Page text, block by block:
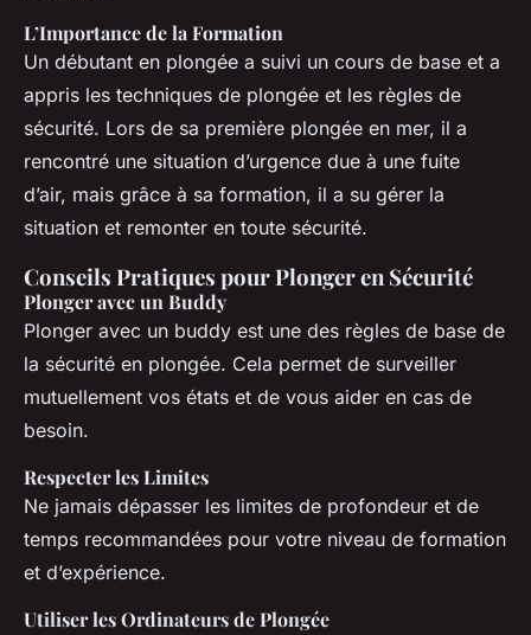
L’Importance de la Formation
Un débutant en plongée a suivi un cours de base et a
appris les techniques de plongée et les règles de
sécurité. Lors de sa première plongée en mer, il a
rencontré une situation d’urgence due à une fuite
d’air, mais grâce à sa formation, il a su gérer la
situation et remonter en toute sécurité.
Conseils Pratiques pour Plonger en Sécurité
Plonger avec un Buddy
Plonger avec un buddy est une des règles de base de
la sécurité en plongée. Cela permet de surveiller
mutuellement vos états et de vous aider en cas de
besoin.
Respecter les Limites
Ne jamais dépasser les limites de profondeur et de
temps recommandées pour votre niveau de formation
et d’expérience.
Utiliser les Ordinateurs de Plongée